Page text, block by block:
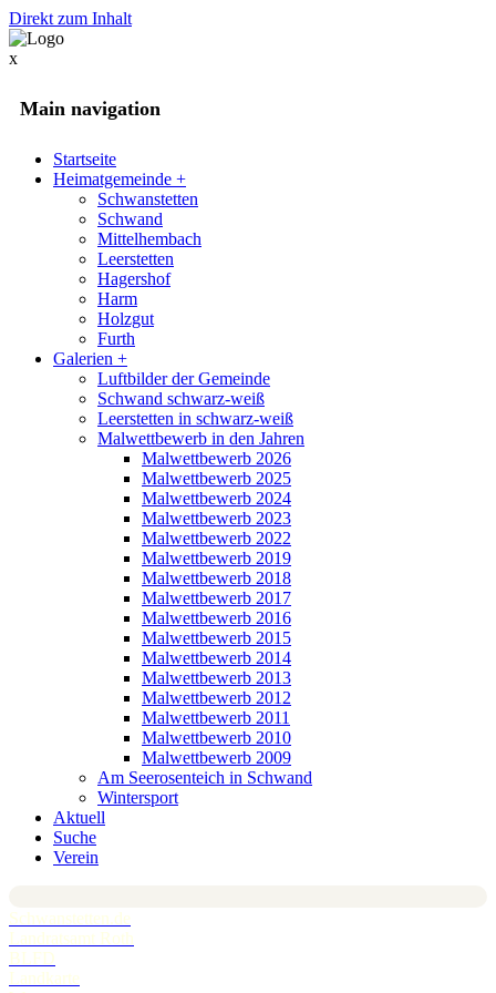
Direkt zum Inhalt
x
Main navigation
Startseite
Heimatgemeinde +
Schwanstetten
Schwand
Mittelhembach
Leerstetten
Hagershof
Harm
Holzgut
Furth
Galerien +
Luftbilder der Gemeinde
Schwand schwarz-weiß
Leerstetten in schwarz-weiß
Malwettbewerb in den Jahren
Malwettbewerb 2026
Malwettbewerb 2025
Malwettbewerb 2024
Malwettbewerb 2023
Malwettbewerb 2022
Malwettbewerb 2019
Malwettbewerb 2018
Malwettbewerb 2017
Malwettbewerb 2016
Malwettbewerb 2015
Malwettbewerb 2014
Malwettbewerb 2013
Malwettbewerb 2012
Malwettbewerb 2011
Malwettbewerb 2010
Malwettbewerb 2009
Am Seerosenteich in Schwand
Wintersport
Aktuell
Suche
Verein
Schwanstetten.de
Landratsamt Roth
BLFD
Landkarte